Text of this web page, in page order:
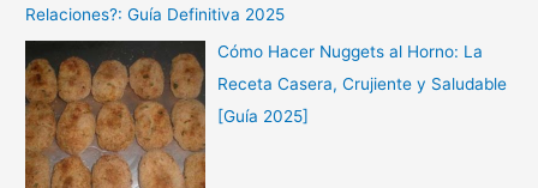
Relaciones?: Guía Definitiva 2025
Cómo Hacer Nuggets al Horno: La
Receta Casera, Crujiente y Saludable
[Guía 2025]